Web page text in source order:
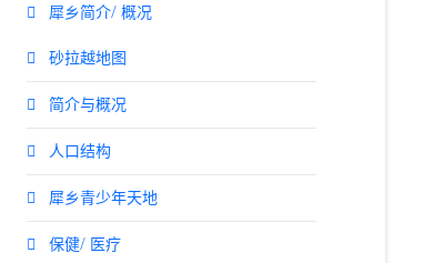
犀乡简介/ 概况
砂拉越地图
简介与概况
人口结构
犀乡青少年天地
保健/ 医疗